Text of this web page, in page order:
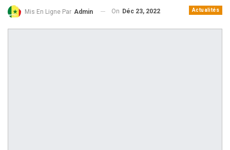
Actualités
Mis En Ligne Par Admin On Déc 23, 2022